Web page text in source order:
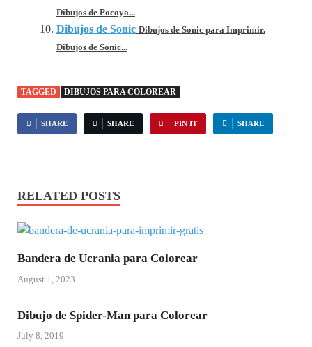
Dibujos de Pocoyo...
Dibujos de Sonic Dibujos de Sonic para Imprimir.
Dibujos de Sonic...
TAGGED DIBUJOS PARA COLOREAR
SHARE SHARE PIN IT SHARE
RELATED POSTS
Bandera de Ucrania para Colorear
August 1, 2023
Dibujo de Spider-Man para Colorear
July 8, 2019